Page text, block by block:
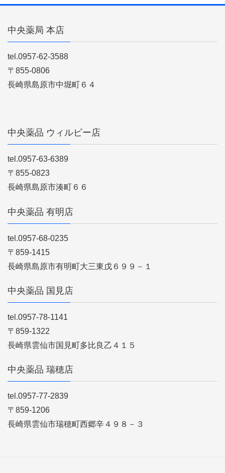
中央薬局 本店
tel.0957-62-3588
〒855-0806
長崎県島原市中堀町６４
中央薬品 ウィルビー店
tel.0957-63-6389
〒855-0823
長崎県島原市湊町６６
中央薬品 有明店
tel.0957-68-0235
〒859-1415
長崎県島原市有明町大三東戊６９９－１
中央薬品 国見店
tel.0957-78-1141
〒859-1322
長崎県雲仙市国見町多比良乙４１５
中央薬品 瑞穂店
tel.0957-77-2839
〒859-1206
長崎県雲仙市瑞穂町西郷辛４９８－３